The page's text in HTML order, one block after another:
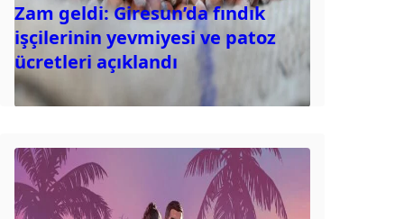
Zam geldi: Giresun’da fındık
işçilerinin yevmiyesi ve patoz
ücretleri açıklandı